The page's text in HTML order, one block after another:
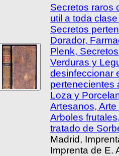
Secretos raros
util a toda
Secretos
Dorador,
Plenk,
Verduras y
desinfeccionar
pertenecientes
Loza y
Artesanos,
Arboles
tratado de
Madrid,
Imprenta de E.